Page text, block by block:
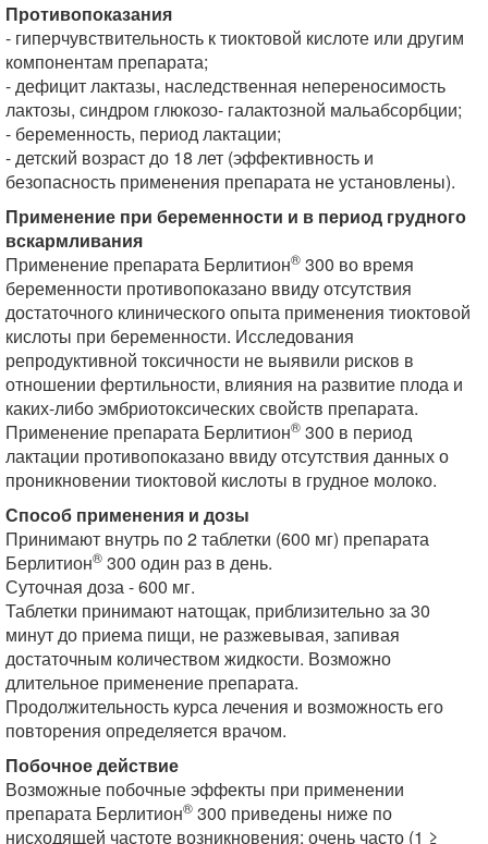
Противопоказания
- гиперчувствительность к тиоктовой кислоте или другим
компонентам препарата;
- дефицит лактазы, наследственная непереносимость
лактозы, синдром глюкозо- галактозной мальабсорбции;
- беременность, период лактации;
- детский возраст до 18 лет (эффективность и
безопасность применения препарата не установлены).
Применение при беременности и в период грудного
вскармливания
Применение препарата Берлитион® 300 во время
беременности противопоказано ввиду отсутствия
достаточного клинического опыта применения тиоктовой
кислоты при беременности. Исследования
репродуктивной токсичности не выявили рисков в
отношении фертильности, влияния на развитие плода и
каких-либо эмбриотоксических свойств препарата.
Применение препарата Берлитион® 300 в период
лактации противопоказано ввиду отсутствия данных о
проникновении тиоктовой кислоты в грудное молоко.
Способ применения и дозы
Принимают внутрь по 2 таблетки (600 мг) препарата
Берлитион® 300 один раз в день.
Суточная доза - 600 мг.
Таблетки принимают натощак, приблизительно за 30
минут до приема пищи, не разжевывая, запивая
достаточным количеством жидкости. Возможно
длительное применение препарата.
Продолжительность курса лечения и возможность его
повторения определяется врачом.
Побочное действие
Возможные побочные эффекты при применении
препарата Берлитион® 300 приведены ниже по
нисходящей частоте возникновения: очень часто (1 ≥